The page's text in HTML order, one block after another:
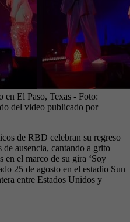
en El Paso, Texas - Foto:
del video publicado por
de RBD celebran su regreso
ausencia, cantando a grito
en el marco de su gira ‘Soy
25 de agosto en el estadio Sun
entre Estados Unidos y